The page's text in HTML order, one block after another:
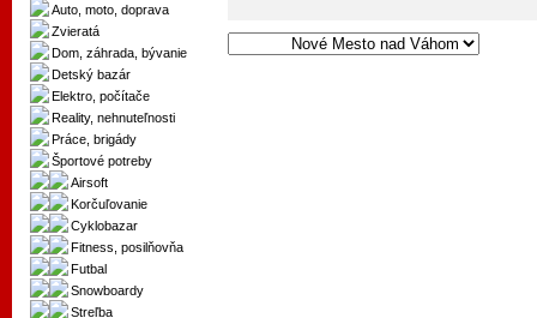
Auto, moto, doprava
Zvieratá
Dom, záhrada, bývanie
Detský bazár
Elektro, počítače
Reality, nehnuteľnosti
Práce, brigády
Športové potreby
Airsoft
Korčuľovanie
Cyklobazar
Fitness, posilňovňa
Futbal
Snowboardy
Streľba